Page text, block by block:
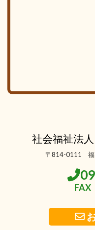
社会福祉法
〒814-0111 福
FAX